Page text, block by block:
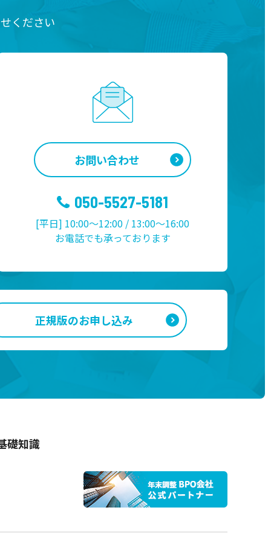
ください
お問い合わせ
050-5527-5181
[平日] 10:00～12:00 / 13:00～16:00
お電話でも承っております
正規版のお申し込み
礎知識